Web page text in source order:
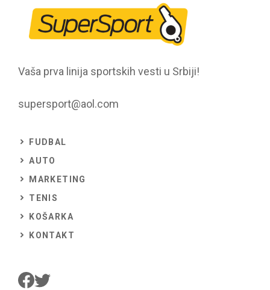
Vaša prva linija sportskih vesti u Srbiji!
supersport@aol.com
FUDBAL
AUTO
MARKETING
TENIS
KOŠARKA
KONTAKT